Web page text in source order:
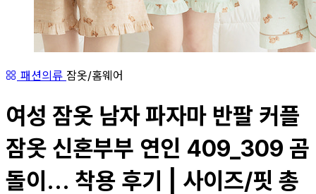
패션의류 잠옷/홈웨어
여성 잠옷 남자 파자마 반팔 커플
잠옷 신혼부부 연인 409_309 곰
돌이... 착용 후기 | 사이즈/핏 총